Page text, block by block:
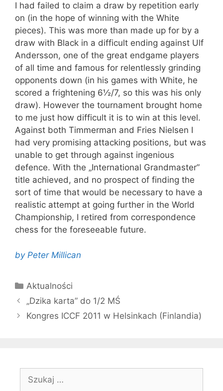
I had failed to claim a draw by repetition early
on (in the hope of winning with the White
pieces). This was more than made up for by a
draw with Black in a difficult ending against Ulf
Andersson, one of the great endgame players
of all time and famous for relentlessly grinding
opponents down (in his games with White, he
scored a frightening 6½/7, so this was his only
draw). However the tournament brought home
to me just how difficult it is to win at this level.
Against both Timmerman and Fries Nielsen I
had very promising attacking positions, but was
unable to get through against ingenious
defence. With the „International Grandmaster”
title achieved, and no prospect of finding the
sort of time that would be necessary to have a
realistic attempt at going further in the World
Championship, I retired from correspondence
chess for the foreseeable future.
by Peter Millican
Kategorie
Aktualności
„Dzika karta” do 1/2 MŚ
Kongres ICCF 2011 w Helsinkach (Finlandia)